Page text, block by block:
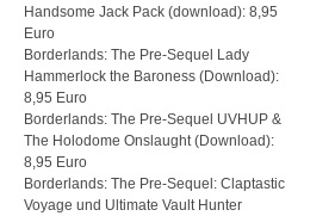
Handsome Jack Pack (download): 8,95
Euro
Borderlands: The Pre-Sequel Lady
Hammerlock the Baroness (Download):
8,95 Euro
Borderlands: The Pre-Sequel UVHUP &
The Holodome Onslaught (Download):
8,95 Euro
Borderlands: The Pre-Sequel: Claptastic
Voyage und Ultimate Vault Hunter